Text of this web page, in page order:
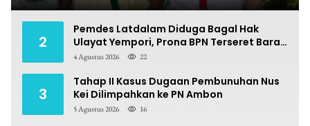
2
Pemdes Latdalam Diduga Bagal Hak
Ulayat Yempori, Prona BPN Terseret Bara
Sengketa
4 Agustus 2026 22
3
Tahap II Kasus Dugaan Pembunuhan Nus
Kei Dilimpahkan ke PN Ambon
5 Agustus 2026 16